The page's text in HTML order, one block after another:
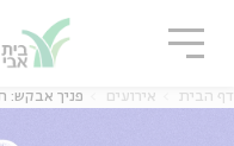
דף הבית אירועים פניך אבקש:
סגור